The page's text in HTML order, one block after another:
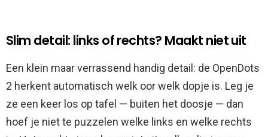
Slim detail: links of rechts? Maakt niet uit
Een klein maar verrassend handig detail: de OpenDots
2 herkent automatisch welk oor welk dopje is. Leg je
ze een keer los op tafel — buiten het doosje — dan
hoef je niet te puzzelen welke links en welke rechts